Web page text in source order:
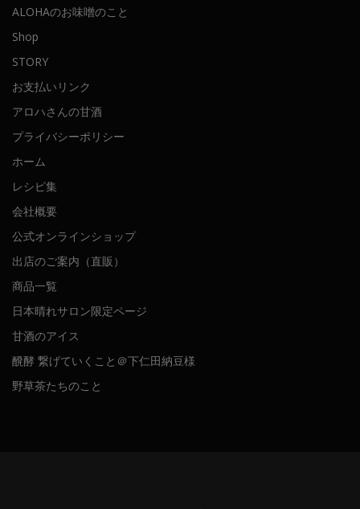
ALOHAのお味噌のこと
Shop
STORY
お支払いリンク
アロハさんの甘酒
プライバシーポリシー
ホーム
レシピ集
会社概要
公式オンラインショップ
出店のご案内（直販）
商品一覧
日本晴れサロン限定ページ
甘酒のアイス
醗酵 繋げていくこと＠下仁田納豆様
野草茶たちのこと